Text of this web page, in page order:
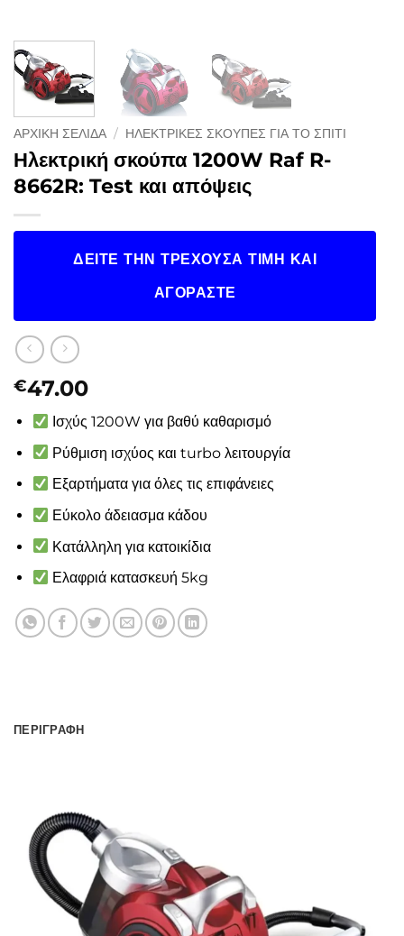
ΑΡΧΙΚΉ ΣΕΛΊΔΑ / ΗΛΕΚΤΡΙΚΈΣ ΣΚΟΎΠΕΣ ΓΙΑ ΤΟ ΣΠΊΤΙ
Ηλεκτρική σκούπα 1200W Raf R-
8662R: Test και απόψεις
ΔΕΊΤΕ ΤΗΝ ΤΡΈΧΟΥΣΑ ΤΙΜΉ ΚΑΙ
ΑΓΟΡΆΣΤΕ
€47.00
Ισχύς 1200W για βαθύ καθαρισμό
Ρύθμιση ισχύος και turbo λειτουργία
Εξαρτήματα για όλες τις επιφάνειες
Εύκολο άδειασμα κάδου
Κατάλληλη για κατοικίδια
Ελαφριά κατασκευή 5kg
ΠΕΡΙΓΡΑΦΉ